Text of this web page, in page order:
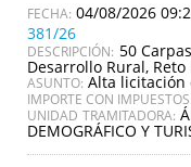
04/08/2026
381/26
DESCRIPCIÓN: 50
Desarrollo Rural,
ASUNTO: Alta licitación
IMPORTE CON IMPUESTOS:
UNIDAD TRAMITADORA:
DEMOGRÁFICO Y